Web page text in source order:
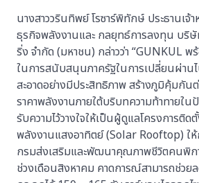
นางสาววรินทิพย์ โรซาร์พิทักษ์ ประธานเ
ธุรกิจพลังงานและ กลยุทธ์การลงทุน บริ
ริ่ง จำกัด (มหาชน) กล่าวว่า “GUNKUL
ในการสนับสนุนภาครัฐในการเปลี่ยนผ่าน
สะอาดอย่างมีประสิทธิภาพ สร้างภูมิคุ้มกั
ราคาพลังงานภายใต้บริบทความท้าทายใ
รับความไว้วางใจให้เป็นผู้ดูแลโครงการติ
พลังงานแสงอาทิตย์ (Solar Rooftop) ให้
กรมส่งเสริมและพัฒนาคุณภาพชีวิตคนพิกา
ช่วงเดือนสิงหาคม คาดการณ์สามารถช่วย